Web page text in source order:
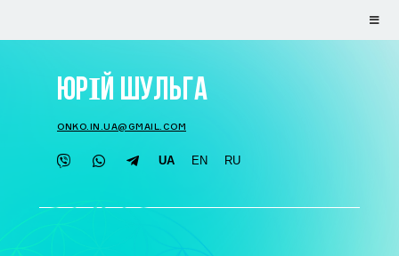
ЮРІЙ ШУЛЬГА
ONKO.IN.UA@GMAIL.COM
UA EN RU